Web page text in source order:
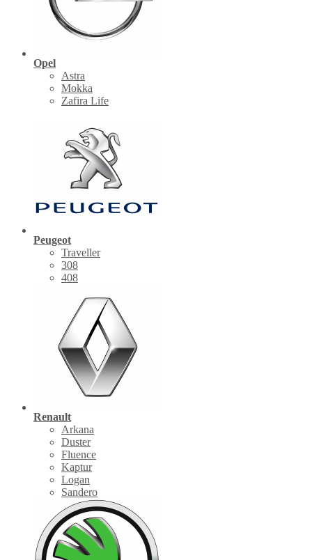
Opel
Astra
Mokka
Zafira Life
Peugeot
Traveller
308
408
Renault
Arkana
Duster
Fluence
Kaptur
Logan
Sandero